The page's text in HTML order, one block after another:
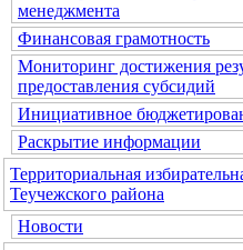
менеджмента
Финансовая грамотность
Мониторинг достижения
предоставления субсидий
Инициативное
Раскрытие информации
Территориальная
Теучежского района
Новости